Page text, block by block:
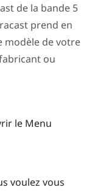
de la bande 5
prend en
modèle de votre
ou
le Menu
voulez vous